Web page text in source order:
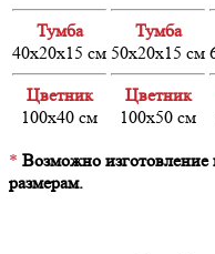
Тумба
40х20х15 см
Цветник
100х40 см
Тумба
50х20х15 см
Цветник
100х50 см
* Возможно
размерам.